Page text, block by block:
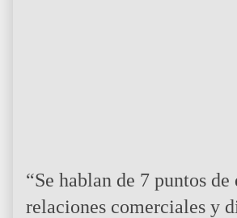
“Se hablan de 7 puntos
relaciones comerciales y